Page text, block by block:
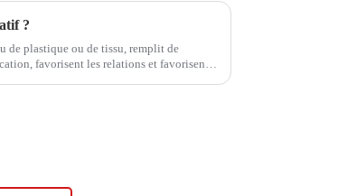
?
de plastique ou de tissu, remplit de
favorisent les relations et favorisent